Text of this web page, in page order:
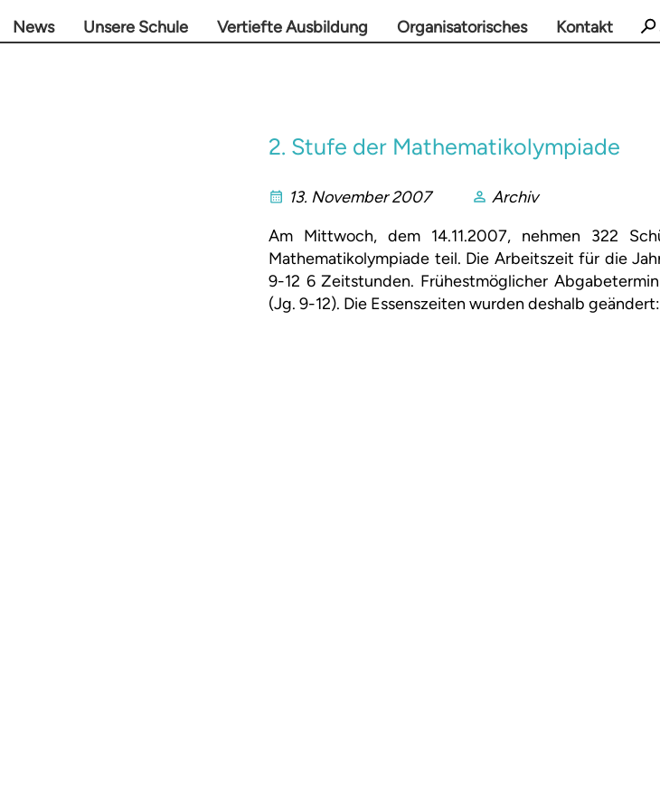
News Unsere Schule Vertiefte Ausbildung Organisatorisches Kontakt
2. Stufe der Mathematikolympiade
13. November 2007
Archiv
Am Mittwoch, dem 14.11.2007, nehmen 322
Mathematikolympiade teil. Die Arbeitszeit für die
9-12 6 Zeitstunden. Frühestmöglicher
(Jg. 9-12). Die Essenszeiten wurden deshalb